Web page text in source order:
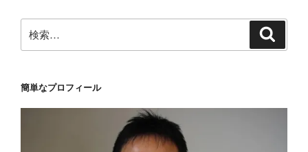
索:
簡単なプロフィール